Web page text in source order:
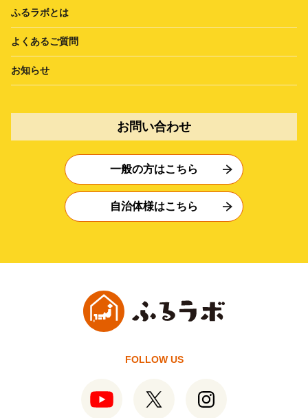
ふるラボとは
よくあるご質問
お知らせ
お問い合わせ
一般の方はこちら
自治体様はこちら
FOLLOW US